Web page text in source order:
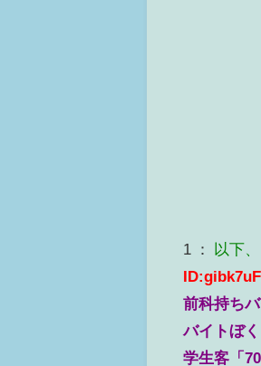
1 ： 以下
前科持ち
バイトぼ
学生客「